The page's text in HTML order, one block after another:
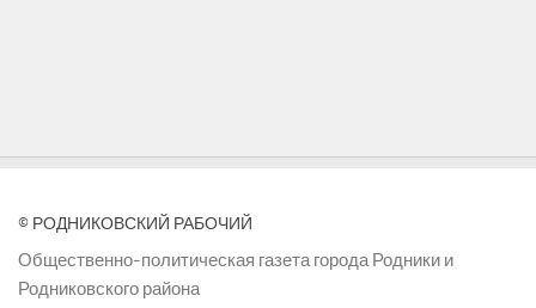
© РОДНИКОВСКИЙ РАБОЧИЙ
Общественно-политическая газета города Родники и
Родниковского района